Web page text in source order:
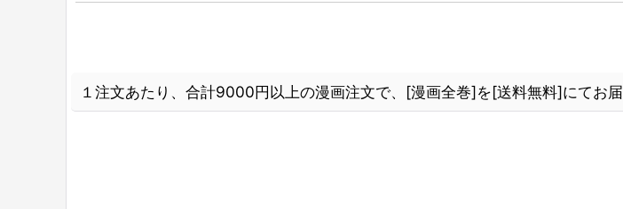
１注文あたり、合計9000円以上の漫画注文で、[漫画全巻]を[送料無料]にてお届